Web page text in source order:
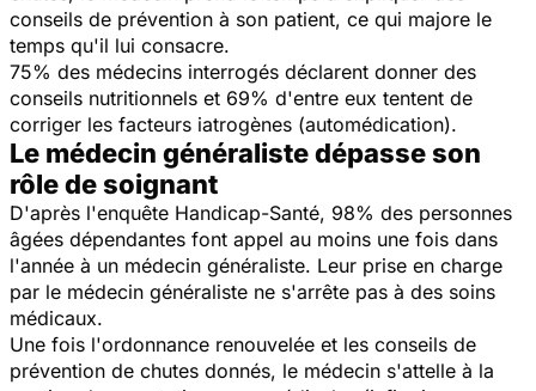
conseils de prévention à son patient, ce qui majore le
temps qu'il lui consacre.
75% des médecins interrogés déclarent donner des
conseils nutritionnels et 69% d'entre eux tentent de
corriger les facteurs iatrogènes (automédication).
Le médecin généraliste dépasse son
rôle de soignant
D'après l'enquête Handicap-Santé, 98% des personnes
âgées dépendantes font appel au moins une fois dans
l'année à un médecin généraliste. Leur prise en charge
par le médecin généraliste ne s'arrête pas à des soins
médicaux.
Une fois l'ordonnance renouvelée et les conseils de
prévention de chutes donnés, le médecin s'attelle à la